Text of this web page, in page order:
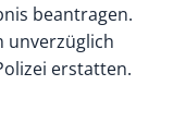
beantragen.
unverzüglich
erstatten.